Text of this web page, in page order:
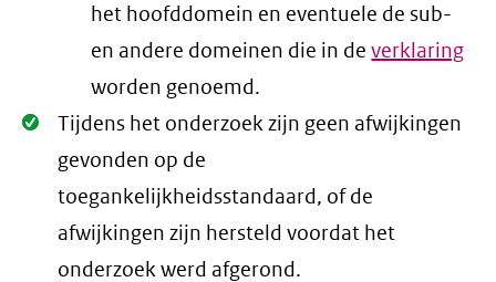
het hoofddomein en eventuele de sub-
en andere domeinen die in deverklaring
worden genoemd.
Oké.
Tijdens het onderzoek zijn geen afwijkingen
gevonden op de
toegankelijkheidsstandaard, of de
afwijkingen zijn hersteld voordat het
onderzoek werd afgerond.